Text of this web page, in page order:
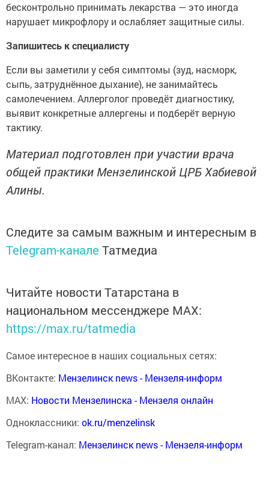
бесконтрольно принимать лекарства — это иногда
нарушает микрофлору и ослабляет защитные силы.
Запишитесь к специалисту
Если вы заметили у себя симптомы (зуд, насморк,
сыпь, затруднённое дыхание), не занимайтесь
самолечением. Аллерголог проведёт диагностику,
выявит конкретные аллергены и подберёт верную
тактику.
Материал подготовлен при участии врача
общей практики Мензелинской ЦРБ Хабиевой
Алины.
Следите за самым важным и интересным в
Telegram-канале Татмедиа
Читайте новости Татарстана в
национальном мессенджере MАХ:
https://max.ru/tatmedia
Самое интересное в наших социальных сетях:
ВКонтакте: Мензелинск news - Мензеля-информ
MAX: Новости Мензелинска - Мензеля онлайн
Одноклассники: ok.ru/menzelinsk
Telegram-канал: Мензелинск news - Мензеля-информ